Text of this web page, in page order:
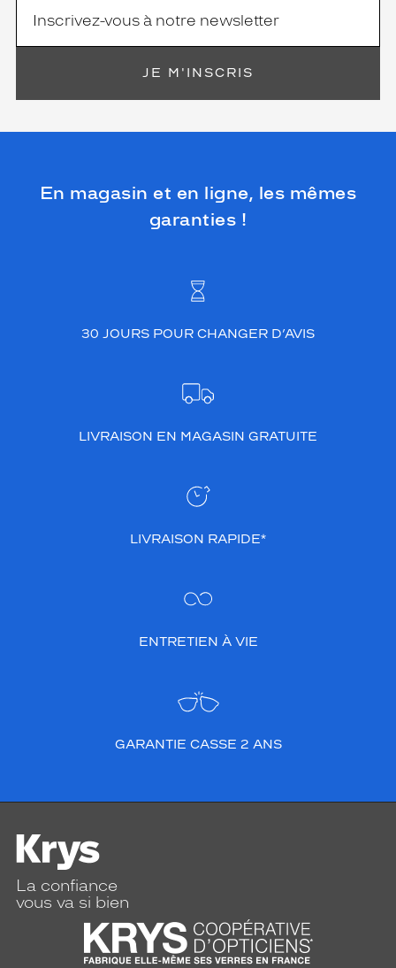
JE M'INSCRIS
En magasin et en ligne, les mêmes
garanties !
30 JOURS POUR CHANGER D’AVIS
LIVRAISON EN MAGASIN GRATUITE
LIVRAISON RAPIDE*
ENTRETIEN À VIE
GARANTIE CASSE 2 ANS
La confiance
vous va si bien